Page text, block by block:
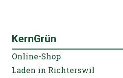
KernGrün
Online-Shop
Laden in Richterswil